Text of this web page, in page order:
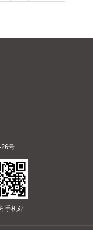
动编写参数、调试模型，而
模的行业知识库，结合自监督
优化"的闭环能力。产研融
察-技术研发-场景验证-迭代
大的设计资源库，采集百余条
计需求数据，确保模型输出符
求技术骨干同时承担研发与
人才。"人工智能发展需要学
究使用，同时为优秀学生提
吸引包括5名博士、6名硕士在
业升级的普惠工具面对大模
AI科技替代人工，而是将人力
型的轻量化部署能力，降低
号
手机站